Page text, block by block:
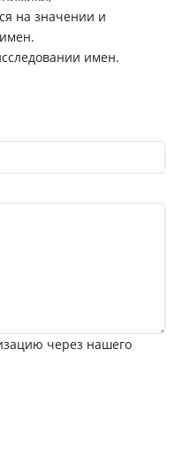
на значении и
имен.
через нашего